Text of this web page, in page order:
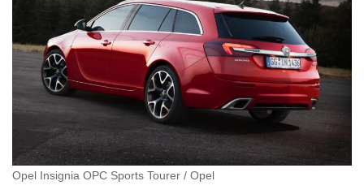
Opel Insignia OPC Sports Tourer / Opel